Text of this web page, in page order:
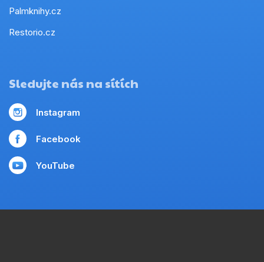
Palmknihy.cz
Restorio.cz
Sledujte nás na sítích
Instagram
Facebook
YouTube